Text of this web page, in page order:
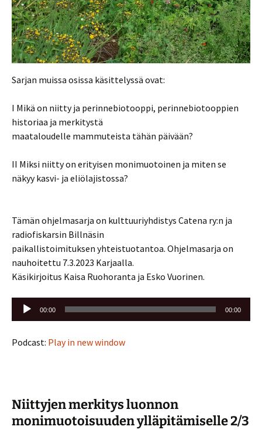
Sarjan muissa osissa käsittelyssä ovat:
I Mikä on niitty ja perinnebiotooppi, perinnebiotooppien
historiaa ja merkitystä
maataloudelle mammuteista tähän päivään?
II Miksi niitty on erityisen monimuotoinen ja miten se
näkyy kasvi- ja eliölajistossa?
Tämän ohjelmasarja on kulttuuriyhdistys Catena ry:n ja
radiofiskarsin Billnäsin
paikallistoimituksen yhteistuotantoa. Ohjelmasarja on
nauhoitettu 7.3.2023 Karjaalla.
Käsikirjoitus Kaisa Ruohoranta ja Esko Vuorinen.
Äänitoistin
00:00 00:00
Podcast: Play in new window
Niittyjen merkitys luonnon
monimuotoisuuden ylläpitämiselle 2/3